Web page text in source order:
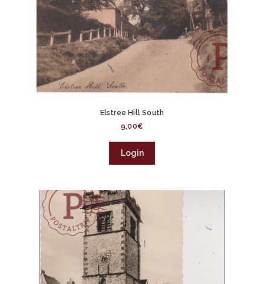
Elstree Hill South
9,00€
Login